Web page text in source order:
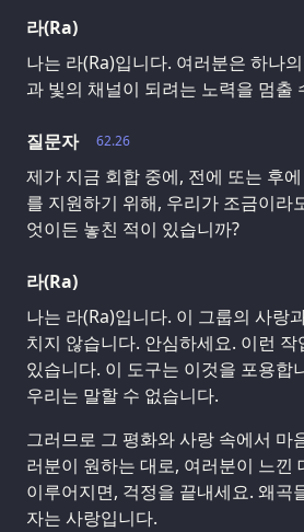
라(Ra)
나는 라(Ra)입니다. 여러분은 하나
과 빛의 채널이 되려는 노력을 멈출
62.26
질문자
제가 지금 회합 중에, 전에 또는 후
를 지원하기 위해, 우리가 조금이라
엇이든 놓친 적이 있습니까?
라(Ra)
나는 라(Ra)입니다. 이 그룹의 사랑
치지 않습니다. 안심하세요. 이런
있습니다. 이 도구는 이것을 포용합
우리는 말할 수 없습니다.
그러므로 그 평화와 사랑 속에서 마
러분이 원하는 대로, 여러분이 느낀
이루어지면, 걱정을 끝내세요. 왜곡
자는 사랑입니다.